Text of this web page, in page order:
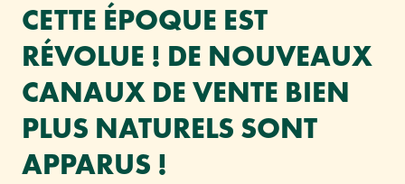
CETTE ÉPOQUE EST
RÉVOLUE ! DE NOUVEAUX
CANAUX DE VENTE BIEN
PLUS NATURELS SONT
APPARUS !